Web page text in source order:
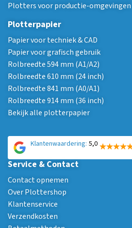
Plotters voor productie-omgevingen
Plotterpapier
Papier voor techniek & CAD
Papier voor grafisch gebruik
Rolbreedte 594 mm (A1/A2)
Rolbreedte 610 mm (24 inch)
Rolbreedte 841 mm (A0/A1)
Rolbreedte 914 mm (36 inch)
Bekijk alle plotterpapier
Klantenwaardering: 5,0
Service & Contact
Contact opnemen
Over Plottershop
Klantenservice
Verzendkosten